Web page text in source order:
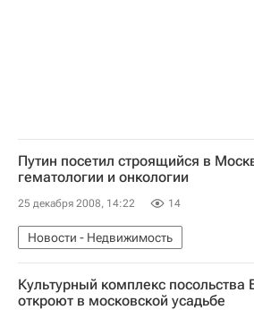
Путин посетил строящийся в
гематологии и онкологии
25 декабря 2008, 14:22 14
Новости - Недвижимость
Культурный комплекс посольства
откроют в московской усадьбе